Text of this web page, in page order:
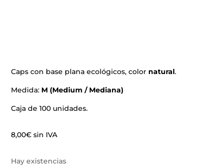
Caps con base plana ecológicos, color natural.
Medida: M (Medium / Mediana)
Caja de 100 unidades.
8,00€ sin IVA
Hay existencias